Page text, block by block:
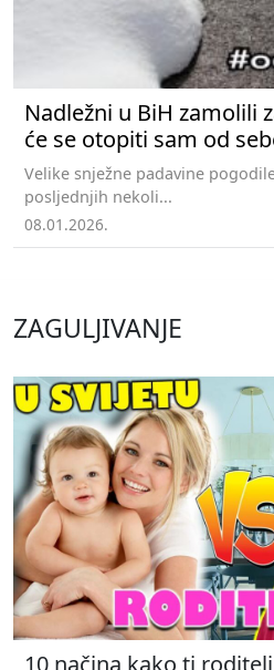
Nadležni u BiH zamolili
će se otopiti sam od
Velike snježne padavine
posljednjih nekoli...
08.01.2026.
ZAGULJIVANJE